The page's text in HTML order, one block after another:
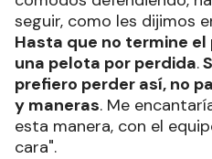
seguir, como les dijimos
Hasta que no termine
una pelota por perdida.
prefiero perder así, no
y maneras. Me
esta manera, con el
cara".